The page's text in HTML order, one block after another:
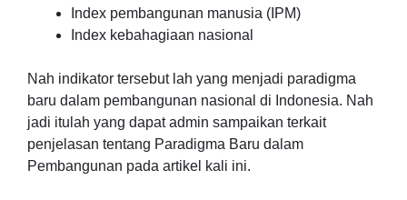
Index pembangunan manusia (IPM)
Index kebahagiaan nasional
Nah indikator tersebut lah yang menjadi paradigma
baru dalam pembangunan nasional di Indonesia. Nah
jadi itulah yang dapat admin sampaikan terkait
penjelasan tentang Paradigma Baru dalam
Pembangunan pada artikel kali ini.